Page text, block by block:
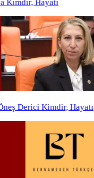
Kimdir, Hayatı
Derici Kimdir, Hayatı